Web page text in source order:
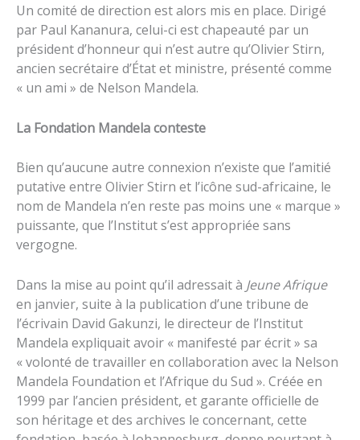
Un comité de direction est alors mis en place. Dirigé
par Paul Kananura, celui-ci est chapeauté par un
président d’honneur qui n’est autre qu’Olivier Stirn,
ancien secrétaire d’État et ministre, présenté comme
« un ami » de Nelson Mandela.
La Fondation Mandela conteste
Bien qu’aucune autre connexion n’existe que l’amitié
putative entre Olivier Stirn et l’icône sud-africaine, le
nom de Mandela n’en reste pas moins une « marque »
puissante, que l’Institut s’est appropriée sans
vergogne.
Dans la mise au point qu’il adressait à Jeune Afrique
en janvier, suite à la publication d’une tribune de
l’écrivain David Gakunzi, le directeur de l’Institut
Mandela expliquait avoir « manifesté par écrit » sa
« volonté de travailler en collaboration avec la Nelson
Mandela Foundation et l’Afrique du Sud ». Créée en
1999 par l’ancien président, et garante officielle de
son héritage et des archives le concernant, cette